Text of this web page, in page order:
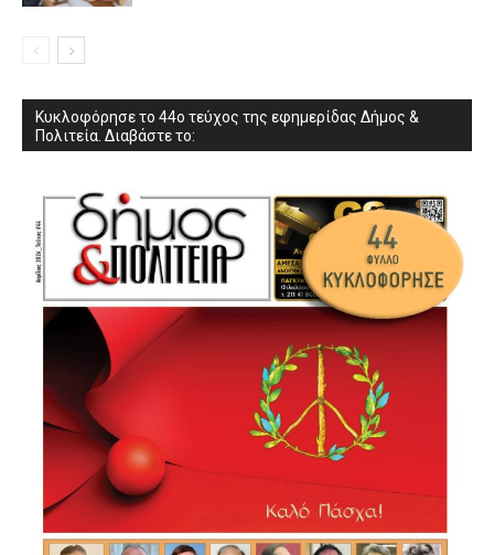
Κυκλοφόρησε το 44ο τεύχος της εφημερίδας Δήμος &
Πολιτεία. Διαβάστε το: